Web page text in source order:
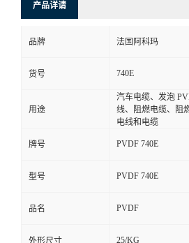
系
产品详请
品牌 法国阿科玛
货号 740E
用途
汽车电缆、发泡
线、阻燃电缆、阻
电线和电缆
牌号 PVDF 740E
型号 PVDF 740E
品名 PVDF
25/KG